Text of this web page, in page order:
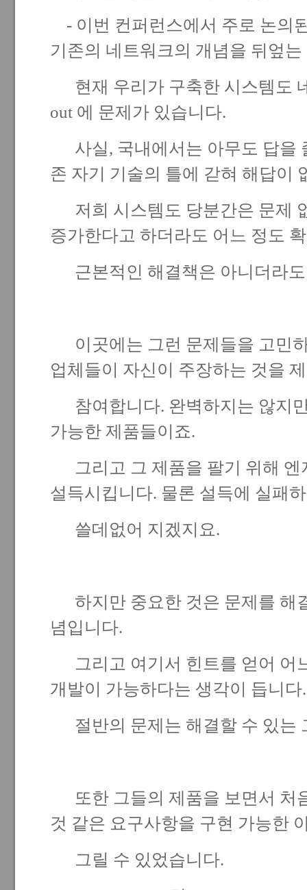
- 이번 컨퍼런스에서 주로 논의
기존의 네트워크의 개념을 뒤엎
현재 우리가 구축한 시스템도
out 에 문제가 있습니다.
사실, 국내에서는 아무도 답을
존 자기 기술의 틀에 갇혀 해답이
저희 시스템도 당분간은 문제
증가한다고 하더라도 어느 정도
근본적인 해결책은 아니더라도
이곳에는 그런 문제들을 고민
업체들이 자신이 주장하는 것을
참여합니다. 완벽하지는 않지
가능한 제품들이죠.
그리고 그 제품을 팔기 위해 엔
설득시킵니다. 물론 설득에 실패
쓸데없어 지겠지요.
하지만 중요한 것은 문제를 해
념입니다.
그리고 여기서 힌트를 얻어 어
개발이 가능하다는 생각이 듭니
절반의 문제는 해결할 수 있는
또한 그들의 제품을 보면서 처
것 같은 요구사항을 구현 가능한
그릴 수 있었습니다.